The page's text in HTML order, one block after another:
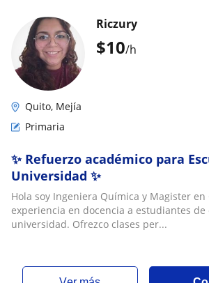
$10/h
Riczury
Quito, Mejía
Primaria
✨ Refuerzo académico para
Universidad ✨
Hola soy Ingeniera Química y Magister en
experiencia en docencia a estudiantes de
universidad. Ofrezco clases per...